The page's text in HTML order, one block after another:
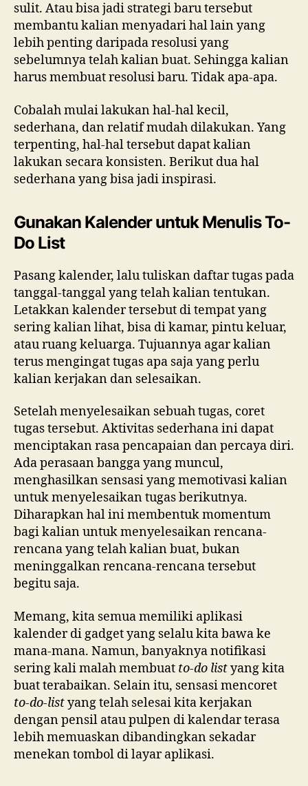
sulit. Atau bisa jadi strategi baru tersebut
membantu kalian menyadari hal lain yang
lebih penting daripada resolusi yang
sebelumnya telah kalian buat. Sehingga kalian
harus membuat resolusi baru. Tidak apa-apa.
Cobalah mulai lakukan hal-hal kecil,
sederhana, dan relatif mudah dilakukan. Yang
terpenting, hal-hal tersebut dapat kalian
lakukan secara konsisten. Berikut dua hal
sederhana yang bisa jadi inspirasi.
Gunakan Kalender untuk Menulis To-
Do List
Pasang kalender, lalu tuliskan daftar tugas pada
tanggal-tanggal yang telah kalian tentukan.
Letakkan kalender tersebut di tempat yang
sering kalian lihat, bisa di kamar, pintu keluar,
atau ruang keluarga. Tujuannya agar kalian
terus mengingat tugas apa saja yang perlu
kalian kerjakan dan selesaikan.
Setelah menyelesaikan sebuah tugas, coret
tugas tersebut. Aktivitas sederhana ini dapat
menciptakan rasa pencapaian dan percaya diri.
Ada perasaan bangga yang muncul,
menghasilkan sensasi yang memotivasi kalian
untuk menyelesaikan tugas berikutnya.
Diharapkan hal ini membentuk momentum
bagi kalian untuk menyelesaikan rencana-
rencana yang telah kalian buat, bukan
meninggalkan rencana-rencana tersebut
begitu saja.
Memang, kita semua memiliki aplikasi
kalender di gadget yang selalu kita bawa ke
mana-mana. Namun, banyaknya notifikasi
sering kali malah membuat to-do listyang kita
buat terabaikan. Selain itu, sensasi mencoret
to-do-listyang telah selesai kita kerjakan
dengan pensil atau pulpen di kalendar terasa
lebih memuaskan dibandingkan sekadar
menekan tombol di layar aplikasi.